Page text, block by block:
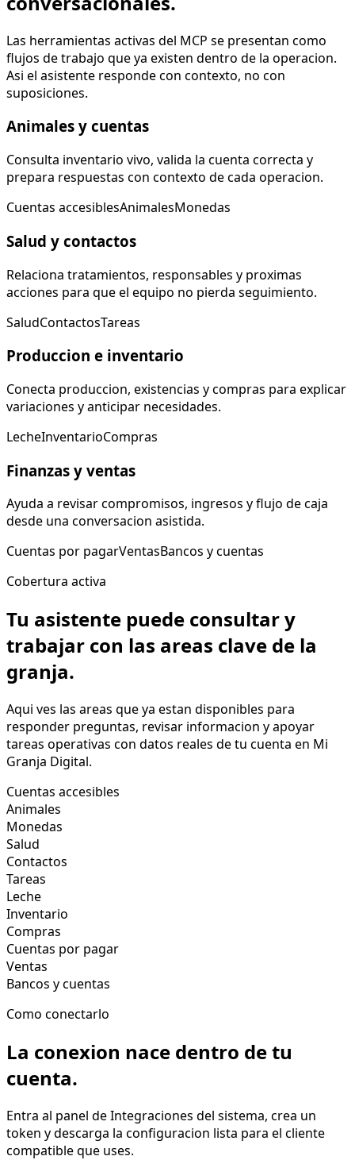
Las herramientas activas del MCP se presentan como
flujos de trabajo que ya existen dentro de la operacion.
Asi el asistente responde con contexto, no con
suposiciones.
Animales y cuentas
Consulta inventario vivo, valida la cuenta correcta y
prepara respuestas con contexto de cada operacion.
Cuentas accesiblesAnimalesMonedas
Salud y contactos
Relaciona tratamientos, responsables y proximas
acciones para que el equipo no pierda seguimiento.
SaludContactosTareas
Produccion e inventario
Conecta produccion, existencias y compras para explicar
variaciones y anticipar necesidades.
LecheInventarioCompras
Finanzas y ventas
Ayuda a revisar compromisos, ingresos y flujo de caja
desde una conversacion asistida.
Cuentas por pagarVentasBancos y cuentas
Cobertura activa
Tu asistente puede consultar y
trabajar con las areas clave de la
granja.
Aqui ves las areas que ya estan disponibles para
responder preguntas, revisar informacion y apoyar
tareas operativas con datos reales de tu cuenta en Mi
Granja Digital.
Cuentas accesibles
Animales
Monedas
Salud
Contactos
Tareas
Leche
Inventario
Compras
Cuentas por pagar
Ventas
Bancos y cuentas
Como conectarlo
La conexion nace dentro de tu
cuenta.
Entra al panel de Integraciones del sistema, crea un
token y descarga la configuracion lista para el cliente
compatible que uses.